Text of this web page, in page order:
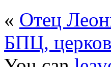
« Отец
БПЦ,